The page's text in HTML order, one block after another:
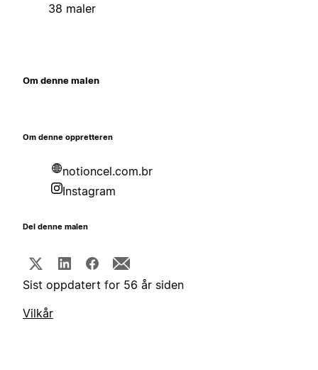
38 maler
Om denne malen
Om denne oppretteren
notioncel.com.br
Instagram
Del denne malen
Sist oppdatert for 56 år siden
Vilkår